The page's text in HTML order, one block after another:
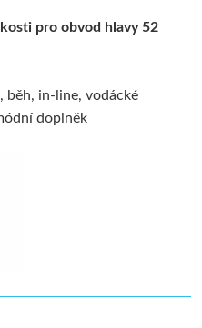
pro obvod hlavy 52
in-line, vodácké
doplněk